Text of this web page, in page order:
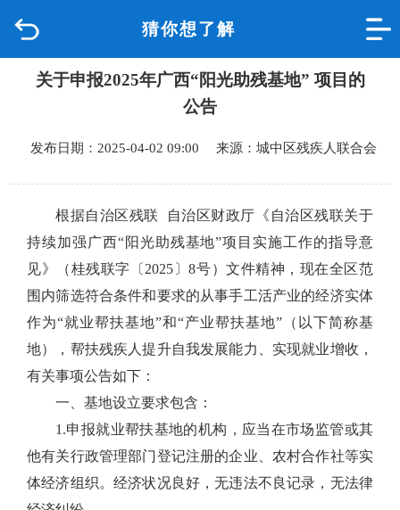
猜你想了解
品质城中
政府信息公开
互动回应
数据专题
关于申报2025年广西“阳光助残基地” 项目的
公告
发布日期：2025-04-02 09:00 来源：城中区残疾人联合会
根据自治区残联 自治区财政厅《自治区残联关于
持续加强广西“阳光助残基地”项目实施工作的指导意
见》（桂残联字〔2025〕8号）文件精神，现在全区范
围内筛选符合条件和要求的从事手工活产业的经济实体
作为“就业帮扶基地”和“产业帮扶基地”（以下简称基
地），帮扶残疾人提升自我发展能力、实现就业增收，
有关事项公告如下：
一、基地设立要求包含：
1.申报就业帮扶基地的机构，应当在市场监管或其
他有关行政管理部门登记注册的企业、农村合作社等实
体经济组织。经济状况良好，无违法不良记录，无法律